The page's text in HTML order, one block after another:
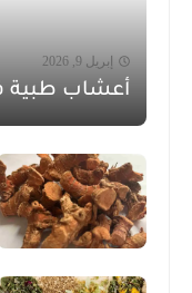
إبريل 9, 2026
أعشاب طبية